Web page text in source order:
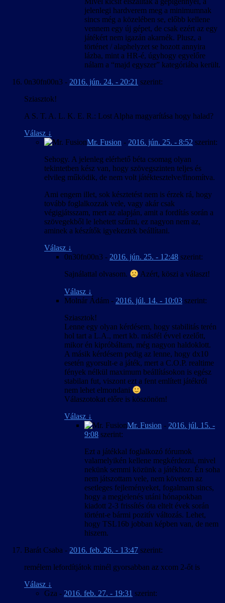
jelenlegi hardverem meg a minimumnak
sincs még a közelében se, előbb kellene
vennem egy új gépet, de csak ezért az egy
játékért nem igazán akarnék. Plusz, a
történet / alaphelyzet se hozott annyira
lázba, mint a HR-é, úgyhogy egyelőre
nálam a “majd egyszer” kategóriába került.
0n30fn00n3 - 2016. jún. 24. - 20:21 szerint:
Sziasztok!
A S. T. A. L. K. E. R.: Lost Alpha magyarítása hogy halad?
Válasz ↓
Mr. Fusion - 2016. jún. 25. - 8:52 szerint:
Sehogy. A jelenleg elérhető béta csomag olyan
tekintetben kész van, hogy szövegszinten teljes és
elvileg működik, de nem volt játéktesztelve/finomítva.
Ami engem illet, sok késztetést nem is érzek rá, hogy
tovább foglalkozzak vele, vagy akár csak
végigjátsszam, mert az alapján, amit a fordítás során a
szövegekből le lehetett szűrni, ez nagyon nem az,
aminek a készítők igyekeztek beállítani.
Válasz ↓
0n30fn00n3 - 2016. jún. 25. - 12:48 szerint:
Sajnálattal olvasom.
Azért, köszi a választ!
Válasz ↓
Molnár Ádám - 2016. júl. 14. - 10:03 szerint:
Sziasztok!
Lenne egy olyan kérdésem, hogy stabilitás terén
hol tart a L.A., mert kb. másfél évvel ezelőtt,
mikor én kipróbáltam, még nagyon haldoklott.
A másik kérdésem pedig az lenne, hogy dx10
esetén gyorsult-e a játék, mert a C.O.P. realtime
fények nélkül maximum beállításokon is egész
stabilan fut, viszont ezt a fent említett játékról
nem lehet elmondani
Válaszotokat előre is köszönöm!
Válasz ↓
Mr. Fusion - 2016. júl. 15. -
9:08 szerint:
Ezt a játékkal foglalkozó fórumok
valamelyikén kellene megkérdezni, mivel
nekünk semmi közünk a játékhoz. Én soha
nem játszottam vele, nem követem az
esetleges fejleményeket, fogalmam sincs,
hogy a megjelenés utáni hónapokban
kiadott 2-3 frissítés óta eltelt évek során
történt-e bármi pozitív változás. Lehet,
hogy TSL16b jobban képben van, de nem
hiszem.
Barát Csaba - 2016. feb. 26. - 13:47 szerint:
remélem lefordítjátok minél gyorsabban az xcom 2-őt is
Válasz ↓
Gza - 2016. feb. 27. - 19:31 szerint: